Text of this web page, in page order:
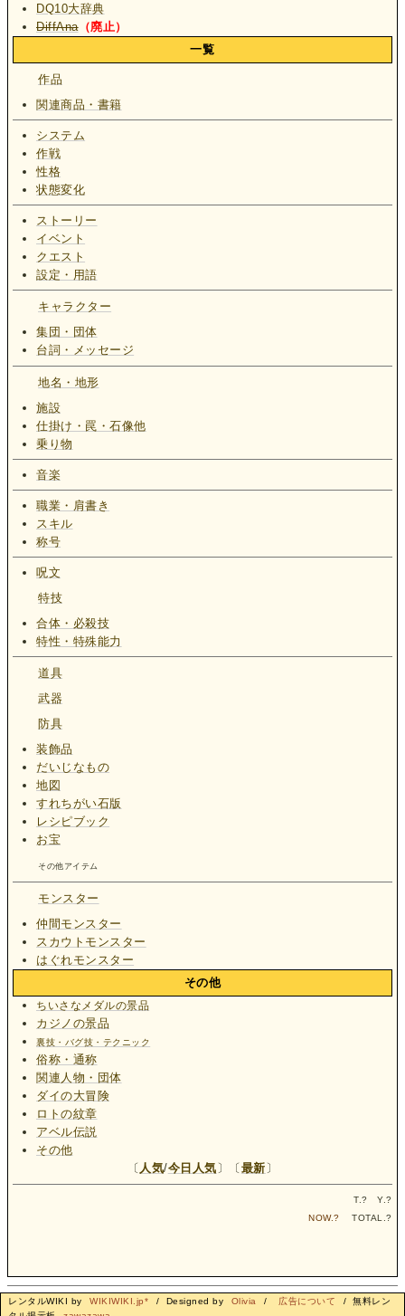
DQ10大辞典
DiffAna（廃止）
一覧
作品
関連商品・書籍
システム
作戦
性格
状態変化
ストーリー
イベント
クエスト
設定・用語
キャラクター
集団・団体
台詞・メッセージ
地名・地形
施設
仕掛け・罠・石像他
乗り物
音楽
職業・肩書き
スキル
称号
呪文
特技
合体・必殺技
特性・特殊能力
道具
武器
防具
装飾品
だいじなもの
地図
すれちがい石版
レシピブック
お宝
その他アイテム
モンスター
仲間モンスター
スカウトモンスター
はぐれモンスター
その他
ちいさなメダルの景品
カジノの景品
裏技・バグ技・テクニック
俗称・通称
関連人物・団体
ダイの大冒険
ロトの紋章
アベル伝説
その他
〔 人気/今日人気 〕〔 最新 〕
T.? Y.?
NOW.? TOTAL.?
レンタルWIKI by WIKIWIKI.jp* / Designed by Olivia / 広告について
/ 無料レン